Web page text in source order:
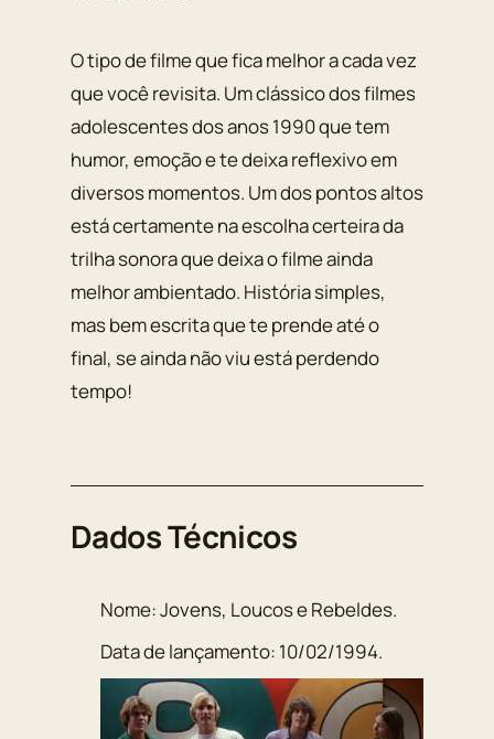
O tipo de filme que fica melhor a cada vez
que você revisita. Um clássico dos filmes
adolescentes dos anos 1990 que tem
humor, emoção e te deixa reflexivo em
diversos momentos. Um dos pontos altos
está certamente na escolha certeira da
trilha sonora que deixa o filme ainda
melhor ambientado. História simples,
mas bem escrita que te prende até o
final, se ainda não viu está perdendo
tempo!
Dados Técnicos
Nome:Jovens, Loucos e Rebeldes.
Data de lançamento: 10/02/1994.